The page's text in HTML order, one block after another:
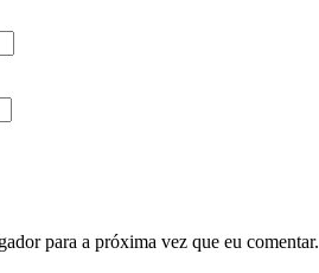
para a próxima vez que eu comentar.